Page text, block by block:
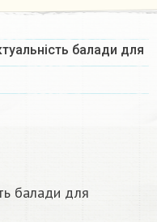
балади для
балади для